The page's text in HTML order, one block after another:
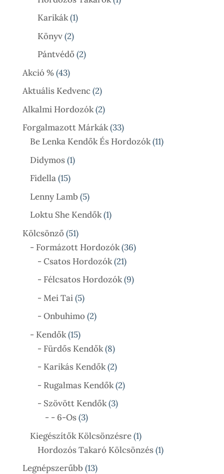
Karikák 11
Könyv 22
Termék
Pántvédő 22
Akció % 4343
Termék
Aktuális Kedvenc 22
Termék
Alkalmi Hordozók 22
Termék
Forgalmazott Márkák 3333
Termék
Be Lenka Kendők És Hordozók 1111
Didymos 11
Fidella 1515
Termék
Lenny Lamb 55
Termék
Loktu She Kendők 11
Kölcsönző 5151
Termék
- Formázott Hordozók 3636
- Csatos Hordozók 2121
Termék
- Félcsatos Hordozók 99
- Mei Tai 55
Termék
- Onbuhimo 22
- Kendők 1515
Termék
- Fürdős Kendők 88
Termék
- Karikás Kendők 22
Termék
- Rugalmas Kendők 22
- Szövött Kendők 33
- - 6-Os 33
Termék
Kiegészítők Kölcsönzésre 11
Termék
Hordozós Takaró Kölcsönzés 11
Legnépszerűbb 1313